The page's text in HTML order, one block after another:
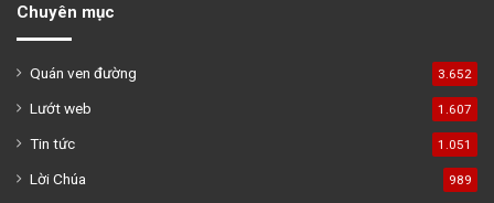
Chuyên mục
Quán ven đường 3.652
Lướt web 1.607
Tin tức 1.051
Lời Chúa 989